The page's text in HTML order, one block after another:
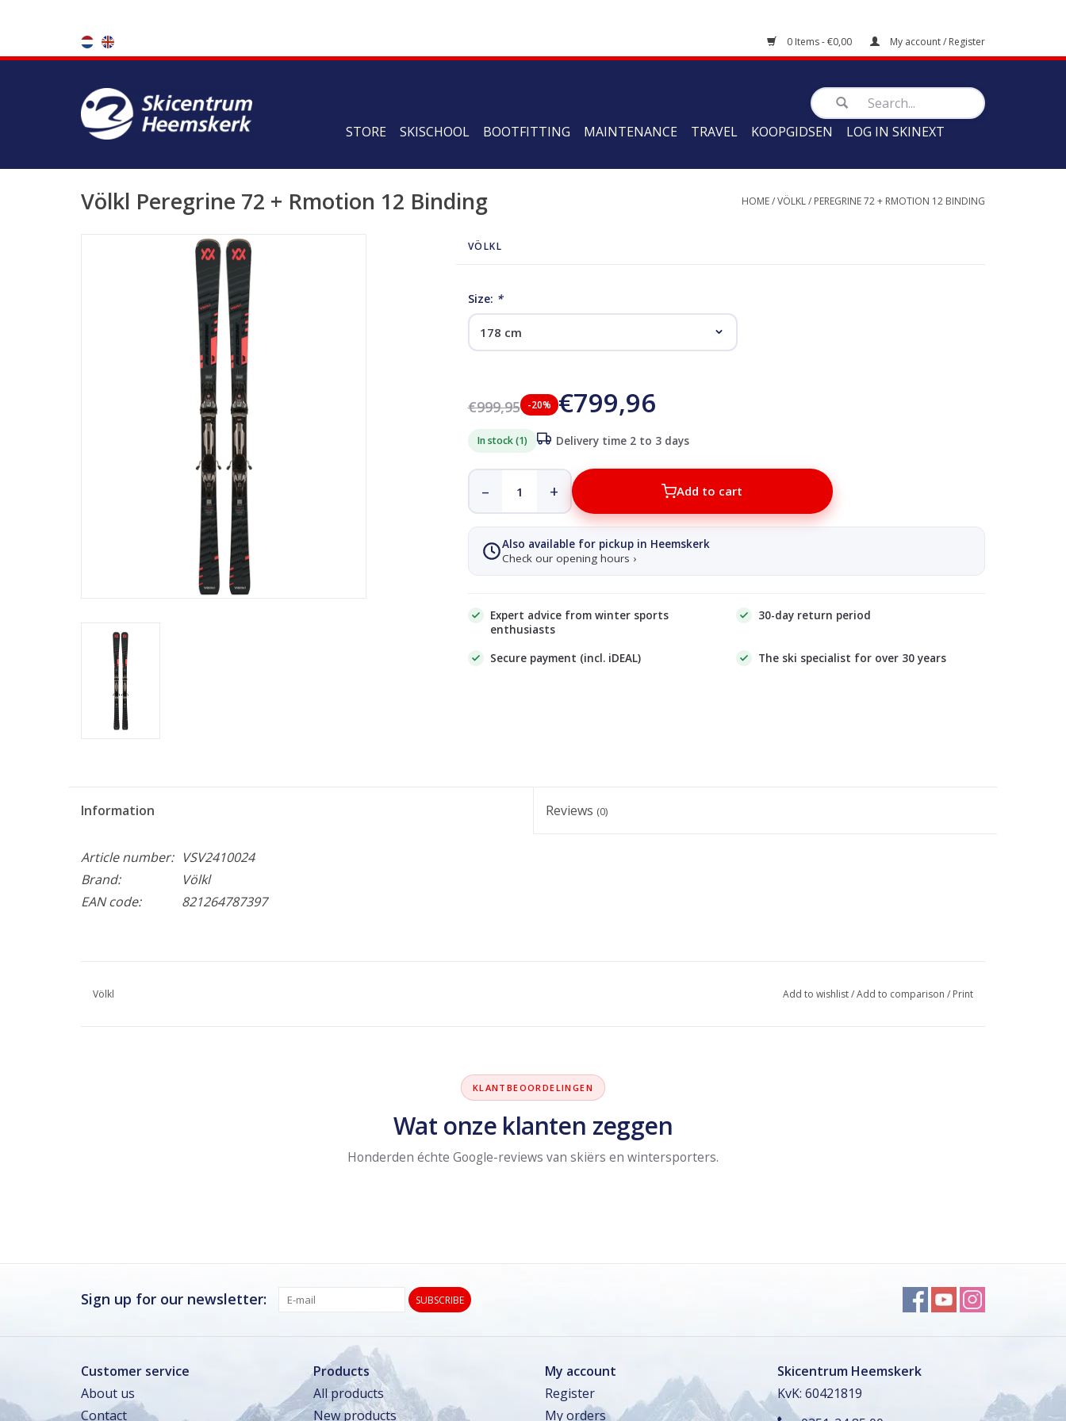
0 Items - €0,00 My account / Register
STORE SKISCHOOL BOOTFITTING MAINTENANCE TRAVEL KOOPGIDSEN LOG IN SKINEXT
Völkl Peregrine 72 + Rmotion 12 Binding HOME/VÖLKL/ PEREGRINE 72 + RMOTION 12 BINDING
VÖLKL
Size: *
€999,95 -20% €799,96
In stock (1) Delivery time 2 to 3 days
– + Add to cart
Also available for pickup in Heemskerk
Check our opening hours ›
Expert advice from winter sports
enthusiasts
30-day return period
Secure payment (incl. iDEAL) The ski specialist for over 30 years
Information Reviews (0)
Article number: VSV2410024
Brand:
Völkl
EAN code:
821264787397
Völkl Add to wishlist/Add to comparison / Print
KLANTBEOORDELINGEN
Wat onze klanten zeggen
Honderden échte Google-reviews van skiërs en wintersporters.
Sign up for our newsletter: SUBSCRIBE
Customer service
About us
Contact
Products
All products
New products
My account
Register
My orders
Skicentrum Heemskerk
KvK: 60421819
Gesloten
TOT 16 AUG Zomervakantie